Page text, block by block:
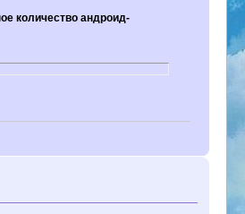
количество андроид-